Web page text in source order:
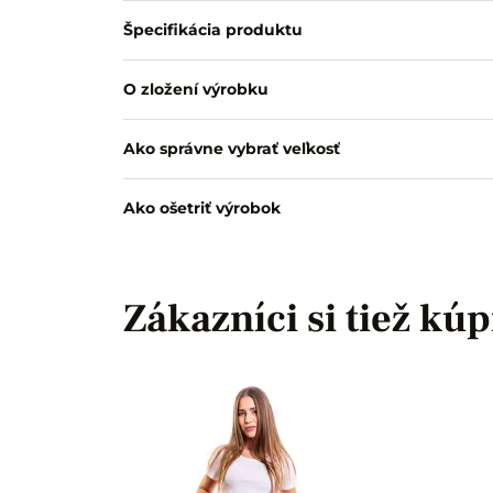
Špecifikácia produktu
O zložení výrobku
Ako správne vybrať veľkosť
Ako ošetriť výrobok
Zákazníci si tiež